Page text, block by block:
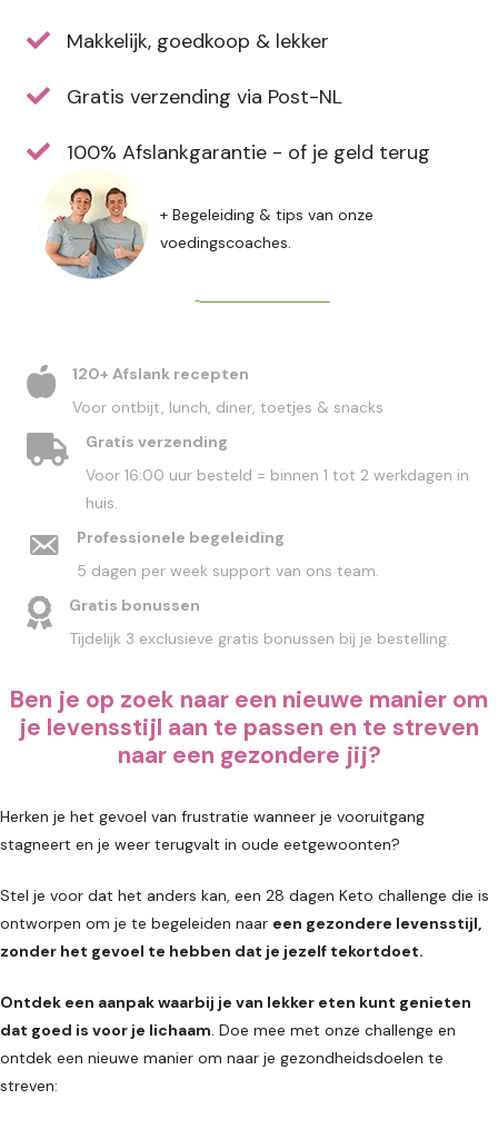
Makkelijk, goedkoop & lekker
Gratis verzending via Post-NL
100% Afslankgarantie - of je geld terug
+ Begeleiding & tips van onze
voedingscoaches.
120+ Afslank recepten
Voor ontbijt, lunch, diner, toetjes & snacks
Gratis verzending
Voor 16:00 uur besteld = binnen 1 tot 2 werkdagen in
huis.
Professionele begeleiding
5 dagen per week support van ons team.
Gratis bonussen
Tijdelijk 3 exclusieve gratis bonussen bij je bestelling.
Ben je op zoek naar een nieuwe manier om
je levensstijl aan te passen en te streven
naar een gezondere jij?
Herken je het gevoel van frustratie wanneer je vooruitgang
stagneert en je weer terugvalt in oude eetgewoonten?
Stel je voor dat het anders kan, een 28 dagen Keto challenge die is
ontworpen om je te begeleiden naar een gezondere levensstijl,
zonder het gevoel te hebben dat je jezelf tekortdoet.
Ontdek een aanpak waarbij je van lekker eten kunt genieten
dat goed is voor je lichaam. Doe mee met onze challenge en
ontdek een nieuwe manier om naar je gezondheidsdoelen te
streven: